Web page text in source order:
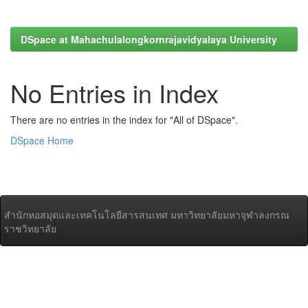
DSpace at Mahachulalongkornrajavidyalaya University
No Entries in Index
There are no entries in the index for "All of DSpace".
DSpace Home
สำนักหอสมุดและเทคโนโลยีสารสนเทศ มหาวิทยาลัยมหาจุฬาลงกรณ
ราชวิทยาลัย